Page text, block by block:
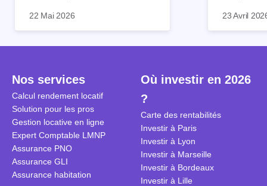
patrimoine et générer des
Cependant, il est crucial de
notamment la TVA, afin
d'optimiser cette activité.
Et qu’a-t-on appris à la rentrée
la TVA est généralisé pour les
saisonnière dans certaines
conditions. On fait le point dans
cet article.
22 Mai 2026
immobilier.
historique
quelles
pour en
23 Avril
Nos services
Calcul rendement locatif
Solution pour les pros
Gestion locative en ligne
Expert Comptable LMNP
Assurance PNO
Assurance GLI
Assurance habitation
Où investir en 2026
?
Carte des rentabilités
Investir à Paris
Investir à Lyon
Investir à Marseille
Investir à Bordeaux
Investir à Lille